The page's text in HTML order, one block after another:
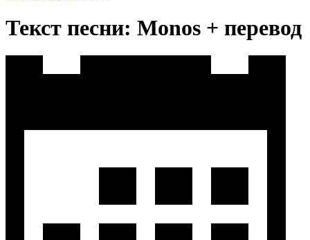
Текст песни: Monos + перевод